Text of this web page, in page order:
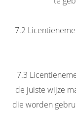
7.2
7.3
de juiste wijze
die worden